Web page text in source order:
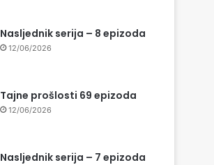
Nasljednik serija – 8 epizoda
12/06/2026
Tajne prošlosti 69 epizoda
12/06/2026
Nasljednik serija – 7 epizoda